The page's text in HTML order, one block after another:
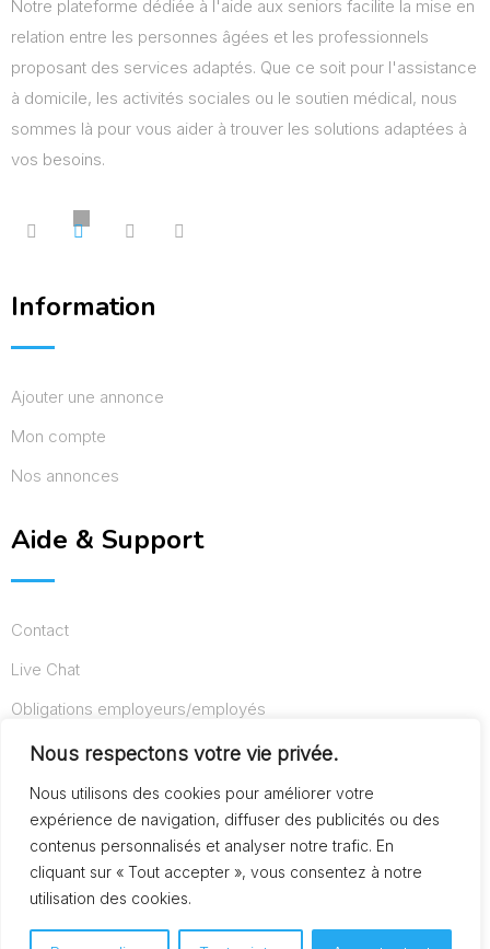
Nous respectons votre vie privée.
Nous utilisons des cookies pour améliorer votre
expérience de navigation, diffuser des publicités ou des
contenus personnalisés et analyser notre trafic. En
cliquant sur « Tout accepter », vous consentez à notre
utilisation des cookies.
Notre plateforme dédiée à l'aide aux seniors facilite la mise en
relation entre les personnes âgées et les professionnels
proposant des services adaptés. Que ce soit pour l'assistance
à domicile, les activités sociales ou le soutien médical, nous
sommes là pour vous aider à trouver les solutions adaptées à
vos besoins.
Information
Ajouter une annonce
Mon compte
Nos annonces
Aide & Support
Contact
Live Chat
Obligations employeurs/employés
Conditions d’utilisation
Mentions légales
© Copyright AideAuxSeniors.fr 2024. Designed and
Developed by